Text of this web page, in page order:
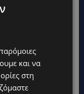
και να
στη